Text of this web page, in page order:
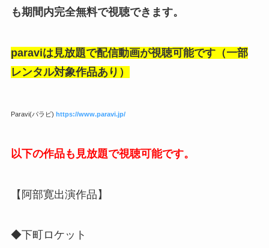
も期間内完全無料で視聴できます。
paraviは見放題で配信動画が視聴可能です（一部
レンタル対象作品あり）
Paravi(パラビ) https://www.paravi.jp/
以下の作品も見放題で視聴可能です。
【阿部寛出演作品】
◆下町ロケット